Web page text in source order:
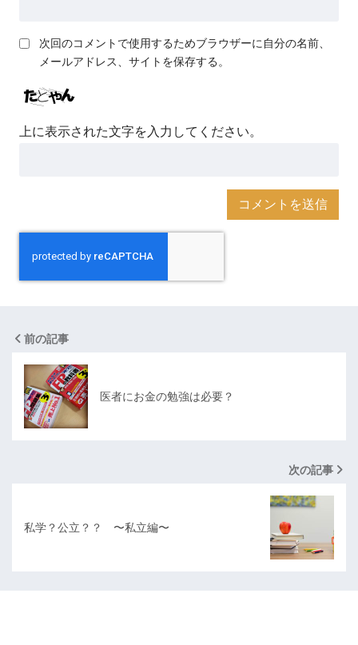
次回のコメントで使用するためブラウザーに自分の名前、
メールアドレス、サイトを保存する。
上に表示された文字を入力してください。
前の記事
医者にお金の勉強は必要？
次の記事
私学？公立？？ 〜私立編〜